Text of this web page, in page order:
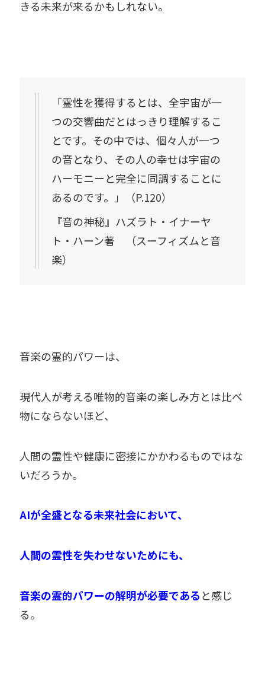
きる未来が来るかもしれない。
「霊性を獲得するとは、全宇宙が一
つの交響曲だとはっきり理解するこ
とです。その中では、個々人が一つ
の音となり、その人の幸せは宇宙の
ハーモニーと完全に同調することに
あるのです。」（P.120）
『音の神秘』ハズラト・イナーヤ
ト・ハーン著 （スーフィズムと音
楽）
音楽の霊的パワーは、
現代人が考える唯物的音楽の楽しみ方とは比べ
物にならないほど、
人間の霊性や健康に密接にかかわるものではな
いだろうか。
AIが全盛となる未来社会において、
人間の霊性を失わせないためにも、
音楽の霊的パワーの解明が必要であると感じ
る。